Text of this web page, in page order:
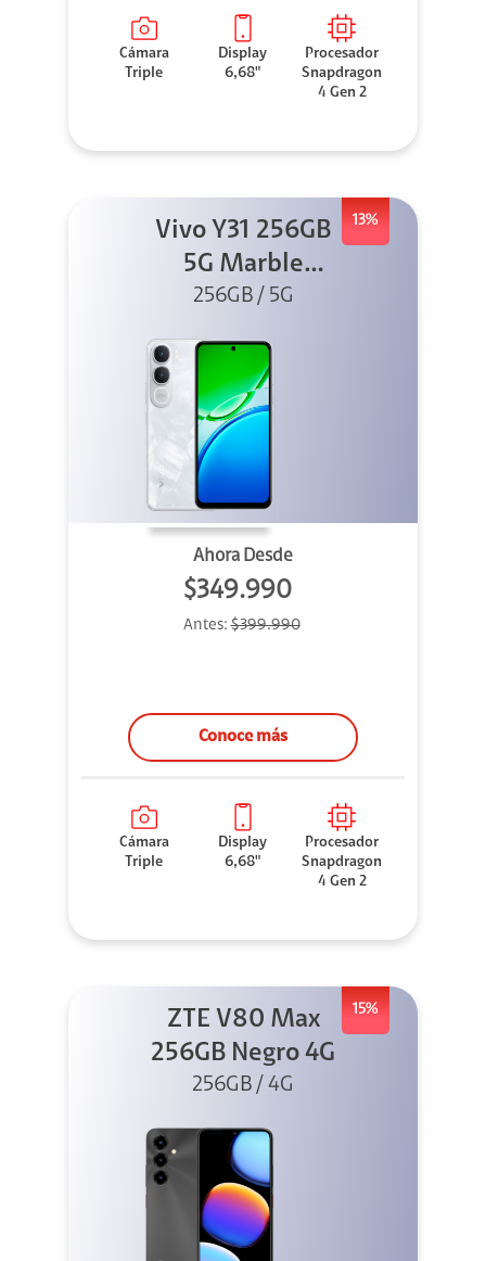
Cámara
Triple
Display
6,68"
Procesador
Snapdragon
4 Gen 2
13%
Vivo Y31 256GB
5G Marble
White
256GB / 5G
Ahora Desde
$349.990
Antes:$399.990
Conoce más
Cámara
Triple
Display
6,68"
Procesador
Snapdragon
4 Gen 2
15%
ZTE V80 Max
256GB Negro 4G
256GB / 4G